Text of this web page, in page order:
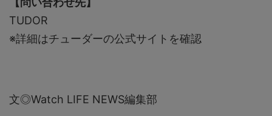
TUDOR
※詳細はチューダーの公式サイトを確認
文◎Watch LIFE NEWS編集部